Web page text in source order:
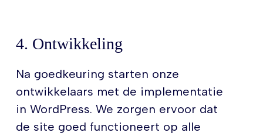
4. Ontwikkeling
Na goedkeuring starten onze
ontwikkelaars met de implementatie
in WordPress. We zorgen ervoor dat
de site goed functioneert op alle